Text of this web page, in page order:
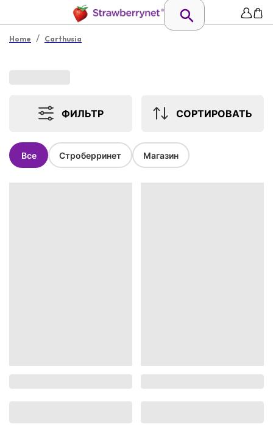
Home / Carthusia
ФИЛЬТР СОРТИРОВАТЬ
Все Строберринет Магазин